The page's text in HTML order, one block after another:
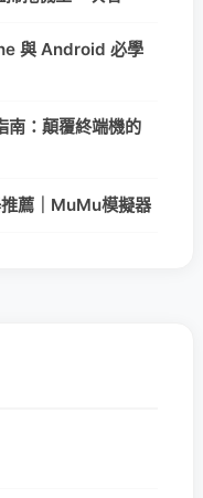
與 Android 必學
：顛覆終端機的
薦｜MuMu模擬器